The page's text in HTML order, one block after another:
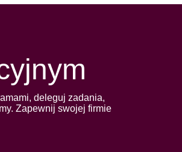
deleguj zadania,
Zapewnij swojej firmie